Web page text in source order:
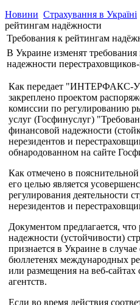
Новини Страхування в Україні
рейтингам надёжности
Требования к рейтингам
В Украине изменят требования
надежности
Как передает "ИНТЕРФАКС-
закреплено проектом
комиссии по регулированию
услуг (Госфинуслуг)
финансовой надежности
нерезидентов и
обнародованном на сайте
Как отмечено в
его целью является
регулирования деятельности
нерезидентов и
Документом предлагается,
надежности (устойчивости)
признается в Украине в
бюллетенях международных
или размещения на веб-сайтах
агентств.
Если во время действия